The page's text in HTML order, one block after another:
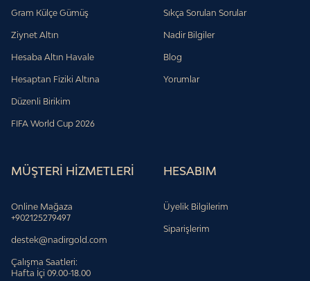
Gram Külçe Gümüş
Ziynet Altın
Hesaba Altın Havale
Hesaptan Fiziki Altına
Düzenli Birikim
FIFA World Cup 2026
Sıkça Sorulan Sorular
Nadir Bilgiler
Blog
Yorumlar
MÜŞTERİ HİZMETLERİ
Online Mağaza
+902125279497
destek@nadirgold.com
Çalışma Saatleri:
Hafta İçi 09.00-18.00
HESABIM
Üyelik Bilgilerim
Siparişlerim